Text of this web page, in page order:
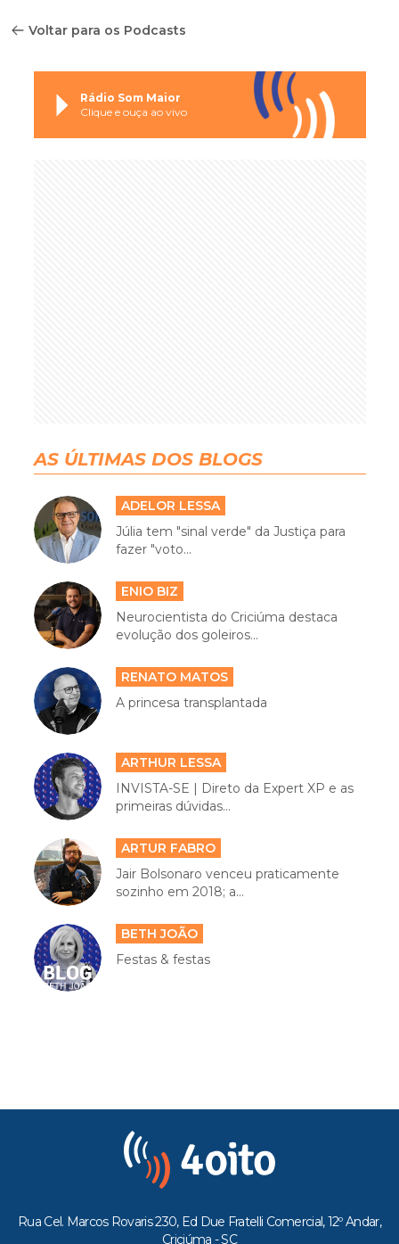
Voltar para os Podcasts
Rádio Som Maior
Clique e ouça ao vivo
AS ÚLTIMAS DOS BLOGS
ADELOR LESSA
Júlia tem "sinal verde" da Justiça para
fazer "voto...
ENIO BIZ
Neurocientista do Criciúma destaca
evolução dos goleiros...
RENATO MATOS
A princesa transplantada
ARTHUR LESSA
INVISTA-SE | Direto da Expert XP e as
primeiras dúvidas...
ARTUR FABRO
Jair Bolsonaro venceu praticamente
sozinho em 2018; a...
BETH JOÃO
Festas & festas
Rua Cel. Marcos Rovaris 230, Ed Due Fratelli Comercial, 12º Andar,
Criciúma - SC